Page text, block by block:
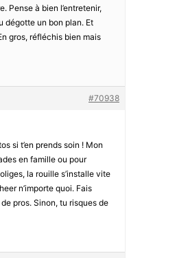
Pense à bien l’entretenir,
dégotte un bon plan. Et
gros, réfléchis bien mais
#70938
si t’en prends soin ! Mon
en famille ou pour
la rouille s’installe vite
n’importe quoi. Fais
pros. Sinon, tu risques de